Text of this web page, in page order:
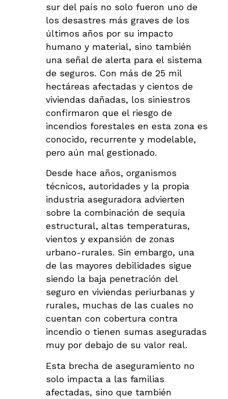
sur del país no solo fueron uno de
los desastres más graves de los
últimos años por su impacto
humano y material, sino también
una señal de alerta para el sistema
de seguros. Con más de 25 mil
hectáreas afectadas y cientos de
viviendas dañadas, los siniestros
confirmaron que el riesgo de
incendios forestales en esta zona es
conocido, recurrente y modelable,
pero aún mal gestionado.
Desde hace años, organismos
técnicos, autoridades y la propia
industria aseguradora advierten
sobre la combinación de sequía
estructural, altas temperaturas,
vientos y expansión de zonas
urbano-rurales. Sin embargo, una
de las mayores debilidades sigue
siendo la baja penetración del
seguro en viviendas periurbanas y
rurales, muchas de las cuales no
cuentan con cobertura contra
incendio o tienen sumas aseguradas
muy por debajo de su valor real.
Esta brecha de aseguramiento no
solo impacta a las familias
afectadas, sino que también